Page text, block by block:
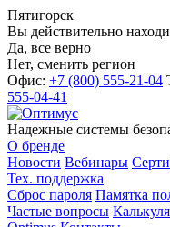
Пятигорск
Вы действительно
Да, все верно
Нет, сменить регион
Офис: +7 (800) 555-21-04
555-04-41
Надежные системы
О бренде
Новости Вебинары
Тех. поддержка
Сброс пароля Памятка
Частые вопросы